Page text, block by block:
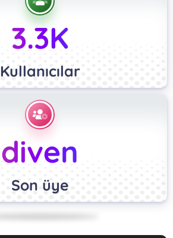
3.3K
Kullanıcılar
diven
Son üye